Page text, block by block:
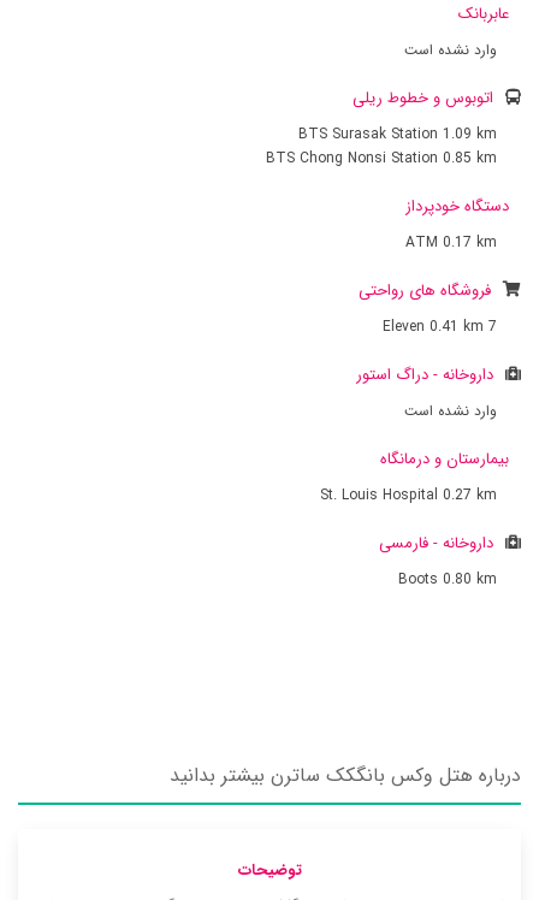
عابربانک
وارد نشده است
اتوبوس و خطوط ریلی
BTS Surasak Station 1.09 km
BTS Chong Nonsi Station 0.85 km
دستگاه خودپرداز
ATM 0.17 km
فروشگاه های رواحتی
7 Eleven
0.41 km
داروخانه - دراگ استور
وارد نشده است
بیمارستان و درمانگاه
St. Louis Hospital 0.27 km
داروخانه - فارمسی
Boots 0.80 km
درباره هتل وکس بانگکک ساترن بیشتر بدانید
توضیحات